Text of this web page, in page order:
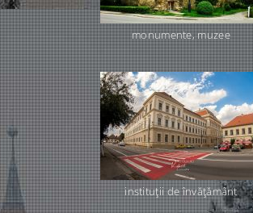
monumente, muzee
instituţii de învăţământ